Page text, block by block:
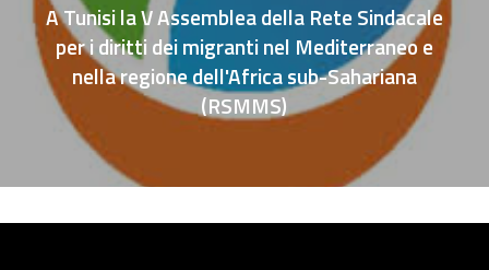
A Tunisi la V Assemblea della Rete Sindacale
per i diritti dei migranti nel Mediterraneo e
nella regione dell'Africa sub-Sahariana
(RSMMS)